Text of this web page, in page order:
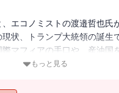
エコノミストの渡邉哲也氏
状、トランプ大統領の誕生
マフィアの手口や、産油国
れざる裏社会と国際金融の
もっと見る